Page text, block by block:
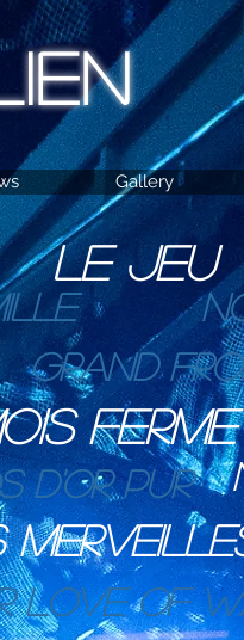
Gallery
Le Jeu
d'or pur
FERME
GRAND
love of